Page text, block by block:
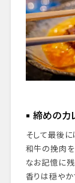
締めのカ
そして最後に
和牛の挽肉を
なお記憶に残
香りは穏やか